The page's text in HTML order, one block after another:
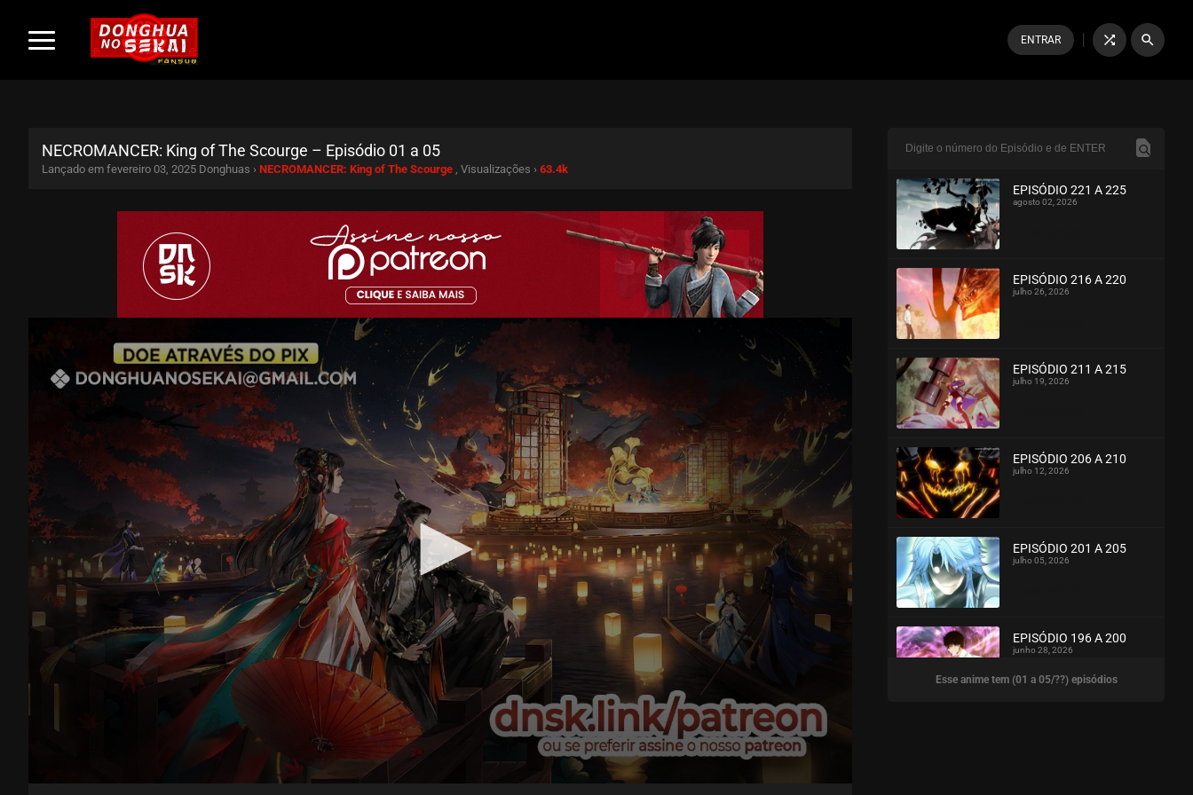
ENTRAR shuffle search
NECROMANCER: King of The Scourge – Episódio 01 a 05
Lançado em fevereiro 03, 2025 Donghuas › NECROMANCER: King of The Scourge , Visualizações › 63.4k
EPISÓDIO 221 A 225
agosto 02, 2026
EPISÓDIO 216 A 220
julho 26, 2026
EPISÓDIO 211 A 215
julho 19, 2026
EPISÓDIO 206 A 210
julho 12, 2026
EPISÓDIO 201 A 205
julho 05, 2026
ASSISTIDO
EPISÓDIO 196 A 200
junho 28, 2026
Esse anime tem (01 a 05/??) episódios